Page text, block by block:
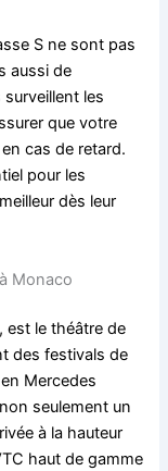
S ne sont pas
aussi de
les
que votre
cas de retard.
pour les
dès leur
Monaco
est le théâtre de
des festivals de
Mercedes
seulement un
à la hauteur
haut de gamme